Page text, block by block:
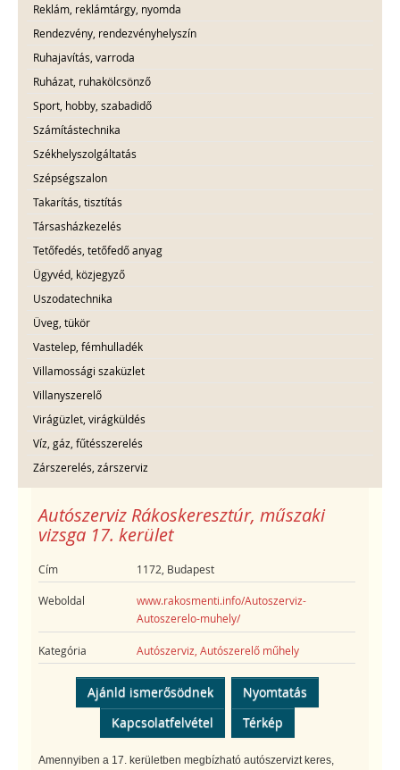
Reklám, reklámtárgy, nyomda
Rendezvény, rendezvényhelyszín
Ruhajavítás, varroda
Ruházat, ruhakölcsönző
Sport, hobby, szabadidő
Számítástechnika
Székhelyszolgáltatás
Szépségszalon
Takarítás, tisztítás
Társasházkezelés
Tetőfedés, tetőfedő anyag
Ügyvéd, közjegyző
Uszodatechnika
Üveg, tükör
Vastelep, fémhulladék
Villamossági szaküzlet
Villanyszerelő
Virágüzlet, virágküldés
Víz, gáz, fűtésszerelés
Zárszerelés, zárszerviz
Autószerviz Rákoskeresztúr, műszaki
vizsga 17. kerület
Cím 1172, Budapest
Weboldal
www.rakosmenti.info/Autoszerviz-
Autoszerelo-muhely/
Kategória Autószerviz, Autószerelő műhely
Ajánld ismerősödnek
Nyomtatás
Kapcsolatfelvétel
Térkép
Amennyiben a 17. kerületben megbízható autószervizt keres,